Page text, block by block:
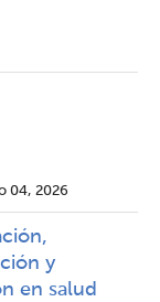
04, 2026
y
en salud